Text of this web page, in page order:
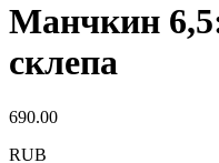
Манчкин
склепа
690.00
RUB